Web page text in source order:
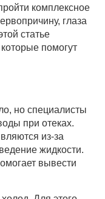
комплексное
глаза
статье
помогут
но специалисты
при отеках.
из-за
жидкости.
вывести